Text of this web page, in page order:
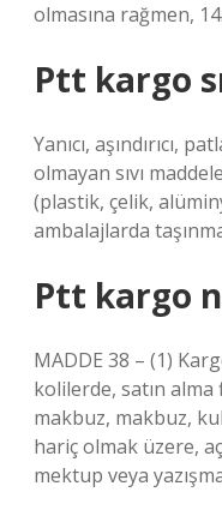
olmasına rağmen, 14.
Ptt kargo
Yanıcı, aşındırıcı,
olmayan sıvı
(plastik, çelik,
ambalajlarda
Ptt kargo
MADDE 38 – (1)
kolilerde, satın
makbuz, makbuz,
hariç olmak üzere,
mektup veya